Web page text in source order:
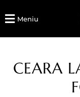
Meniu
CEARA